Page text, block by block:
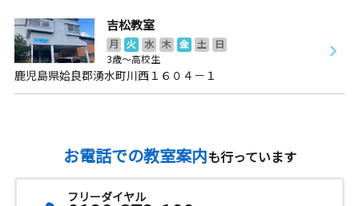
吉松教室
月 火 水 木 金 土
日
3歳～高校生
鹿児島県姶良郡湧水町川西１６０４－１
お電話での教室案内も行っています
フリーダイヤル